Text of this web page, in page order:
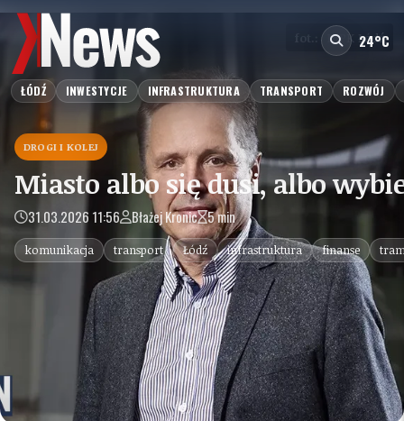
24°C
ŁÓDŹ INWESTYCJE INFRASTRUKTURA TRANSPORT ROZWÓJ
MPK Łódź
DROGI I KOLEJ
Miasto albo się dusi, albo
31.03.2026 11:56 Błażej Kronic 5 min
komunikacja transport Łódź infrastruktura finanse